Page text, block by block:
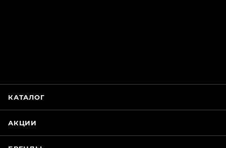
КАТАЛОГ
АКЦИИ
WhatsApp